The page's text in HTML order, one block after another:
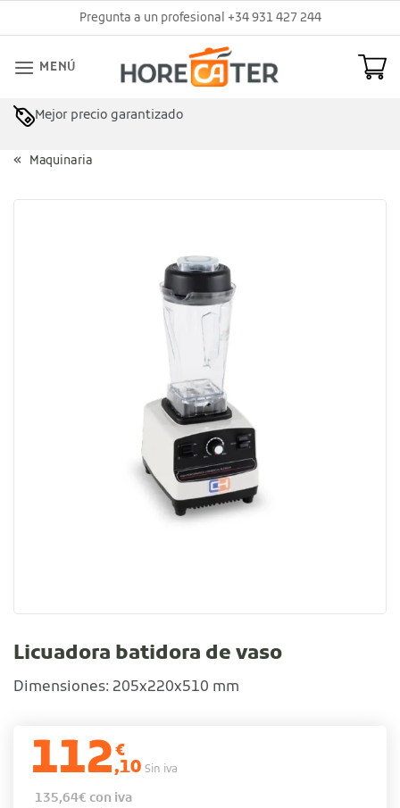
al
Pregunta a un profesional +34 931 427 244
MENÚ
Mejor precio garantizado
Maquinaria
Licuadora batidora de vaso
Dimensiones: 205x220x510 mm
112€
,10 Sin iva
135,64€ con iva